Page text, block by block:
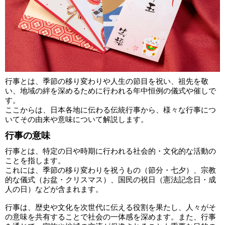
行事とは、季節の移り変わりや人生の節目を祝い、祖先を敬
い、地域の絆を深めるために行われる年中恒例の儀式や催しで
す。
ここからは、日本各地に伝わる伝統行事から、様々な行事につ
いてその由来や意味について解説します。
行事の意味
行事とは、特定の日や時期に行われる社会的・文化的な活動の
ことを指します。
これには、季節の移り変わりを祝うもの（節分・七夕）、宗教
的な儀式（お盆・クリスマス）、国民の祝日（憲法記念日・成
人の日）などが含まれます。
行事は、歴史や文化を次世代に伝える役割を果たし、人々がそ
の意味を共有することで社会の一体感を深めます。また、行事